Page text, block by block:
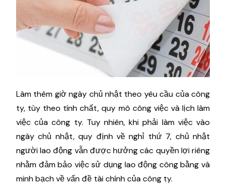
Làm thêm giờ ngày chủ nhật theo yêu cầu của công
ty, tùy theo tính chất, quy mô công việc và lịch làm
việc của công ty. Tuy nhiên, khi phải làm việc vào
ngày chủ nhật, quy định về nghỉ thứ 7, chủ nhật
người lao động vẫn được hưởng các quyền lợi riêng
nhằm đảm bảo việc sử dụng lao động công bằng và
minh bạch về vấn đề tài chính của công ty.